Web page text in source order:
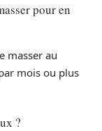
pour en
masser au
mois ou plus
?